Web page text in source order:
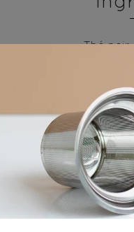
Thé noir
vous